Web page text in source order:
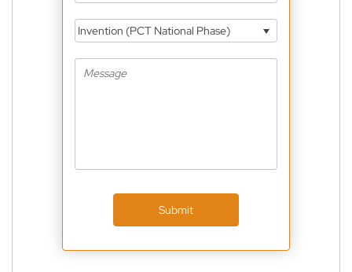
Invention (PCT National Phase)
Submit